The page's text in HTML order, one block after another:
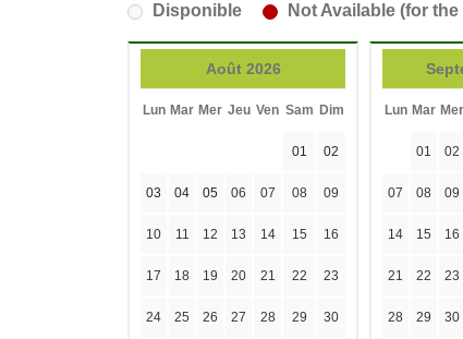
Disponible Not Available (for
Août 2026
Lun Mar Mer Jeu Ven Sam Dim
01 02
03 04 05 06 07 08 09
10 11 12 13 14 15 16
17 18 19 20 21 22 23
24 25 26 27 28 29 30
Lun Mar Mer
01 02
07 08 09
14 15 16
21 22 23
28 29 30